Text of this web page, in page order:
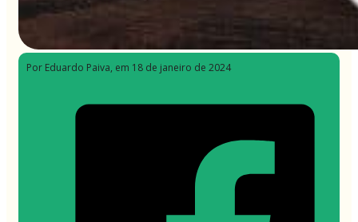
Por Eduardo Paiva, em 18 de janeiro de 2024